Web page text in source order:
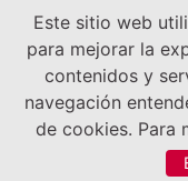
Este sitio web
para mejorar la
contenidos y
navegación
de cookies. Para